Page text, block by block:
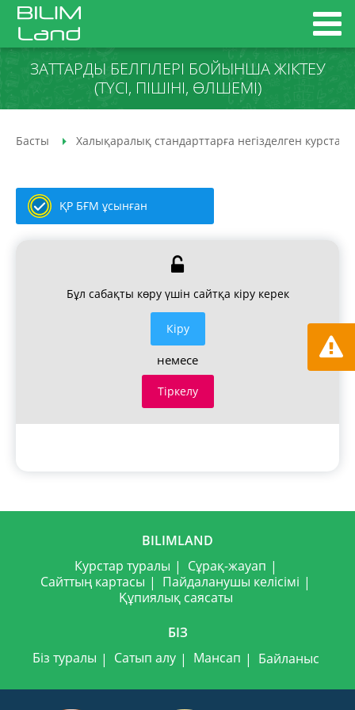
ЗАТТАРДЫ БЕЛГІЛЕРІ БОЙЫНША ЖІКТЕУ
(ТҮСІ, ПІШІНІ, ӨЛШЕМІ)
Басты Халықаралық стандарттарға негізделген курстар
ҚР БҒМ ұсынған
Бұл сабақты көру үшін сайтқа кіру керек
Кiру
немесе
Тіркелу
BILIMLAND
Курстар туралы
Сұрақ-жауап
Сайттың картасы
Пайдаланушы келісімі
Құпиялық саясаты
БІЗ
Біз туралы
Сатып алу Мансап Байланыс